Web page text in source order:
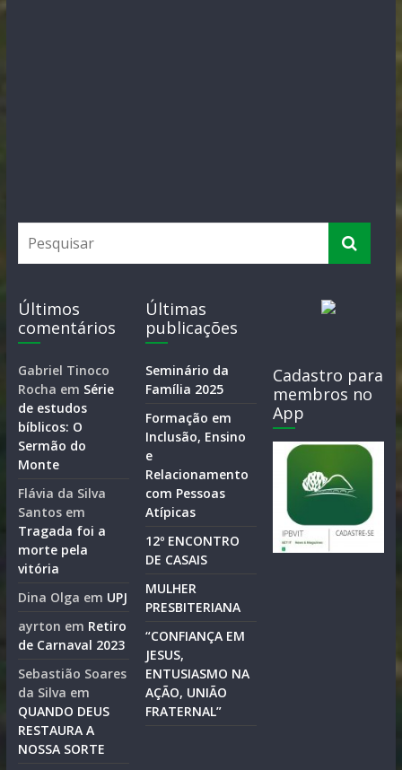
Últimos
comentários
Gabriel Tinoco
Rocha em Série
de estudos
bíblicos: O
Sermão do
Monte
Flávia da Silva
Santosem
Tragada foi a
morte pela
vitória
Dina Olga em UPJ
ayrton em Retiro
de Carnaval 2023
Sebastião Soares
da Silva em
QUANDO DEUS
RESTAURA A
NOSSA SORTE
Últimas
publicações
Seminário da
Família 2025
Formação em
Inclusão, Ensino
e
Relacionamento
com Pessoas
Atípicas
12º ENCONTRO
DE CASAIS
MULHER
PRESBITERIANA
“CONFIANÇA EM
JESUS,
ENTUSIASMO NA
AÇÃO, UNIÃO
FRATERNAL”
Cadastro para
membros no
App